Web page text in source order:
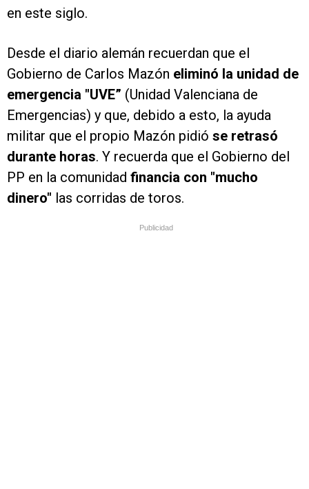
en este siglo.
Desde el diario alemán recuerdan que el
Gobierno de Carlos Mazón eliminó la unidad de
emergencia "UVE” (Unidad Valenciana de
Emergencias) y que, debido a esto, la ayuda
militar que el propio Mazón pidió se retrasó
durante horas. Y recuerda que el Gobierno del
PP en la comunidad financia con "mucho
dinero" las corridas de toros.
Publicidad